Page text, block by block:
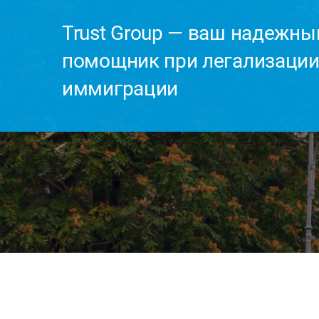
Trust Group — ваш
помощник при
иммиграции